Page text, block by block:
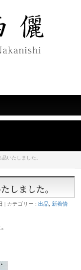
いたしました。
しました。
カテゴリー :出品 新着情